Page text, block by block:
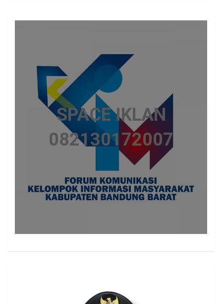
SPACE IKLAN
082130172007